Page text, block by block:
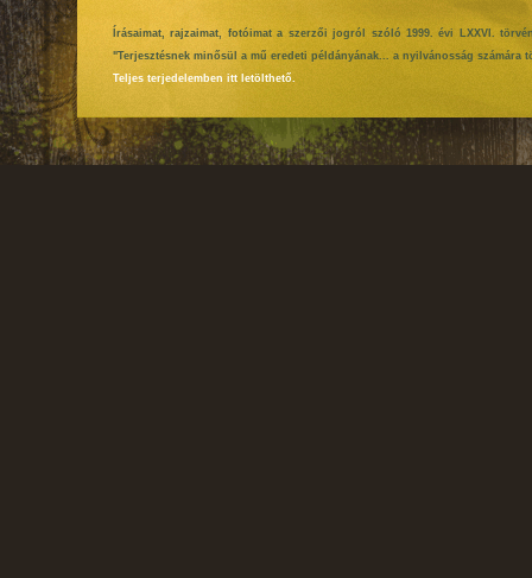
Írásaimat, rajzaimat, fotóimat a szerzői jogról szóló 1999. évi LXXVI.
"Terjesztésnek minősül a mű eredeti példányának... a nyilvánosság
Teljes terjedelemben itt letölthető.